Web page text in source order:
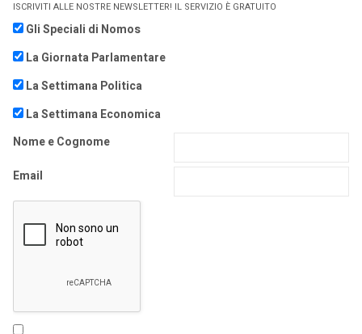
ISCRIVITI ALLE NOSTRE NEWSLETTER! IL SERVIZIO È GRATUITO
Gli Speciali di Nomos
La Giornata Parlamentare
La Settimana Politica
La Settimana Economica
Nome e Cognome
Email